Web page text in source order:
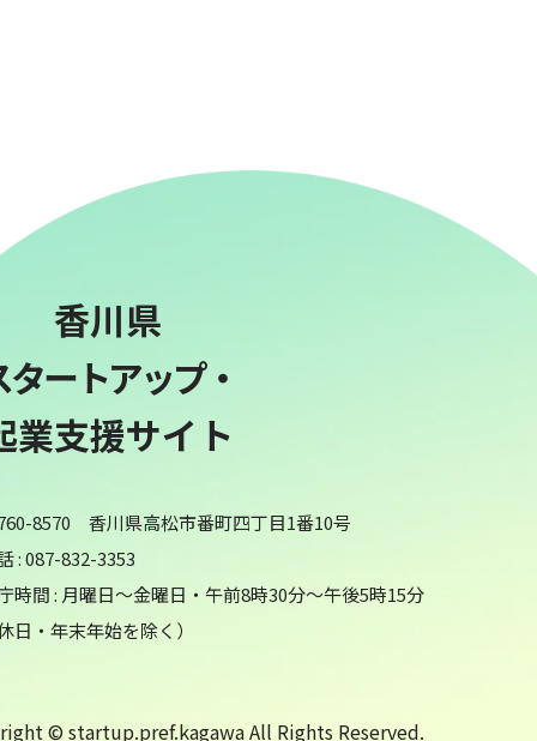
香川県
タートアップ・
業支援サイト
8570 香川県高松市番町四丁目1番10号
: 087-832-3353
時間 : 月曜日～金曜日・午前8時30分～午後5時15分
休日・年末年始を除く）
© startup.pref.kagawa All Rights Reserved.